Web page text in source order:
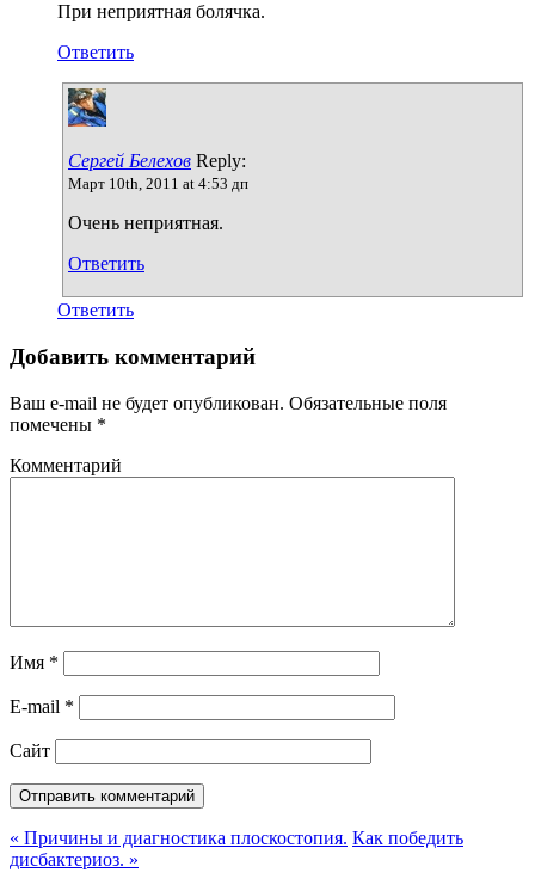
При неприятная болячка.
Ответить
Сергей Белехов Reply:
Март 10th, 2011 at 4:53 дп
Очень неприятная.
Ответить
Ответить
Добавить комментарий
Ваш e-mail не будет опубликован. Обязательные поля
помечены *
Комментарий
Имя *
E-mail *
Сайт
« Причины и диагностика плоскостопия. Как победить
дисбактериоз. »